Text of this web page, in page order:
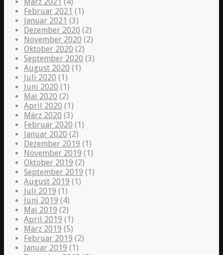
Februar 2021 (1)
Januar 2021 (3)
Dezember 2020 (2)
November 2020 (2)
Oktober 2020 (2)
September 2020 (3)
August 2020 (1)
Juli 2020 (1)
Juni 2020 (1)
Mai 2020 (2)
April 2020 (1)
März 2020 (3)
Februar 2020 (1)
Januar 2020 (2)
Dezember 2019 (1)
November 2019 (1)
Oktober 2019 (2)
September 2019 (1)
August 2019 (1)
Juli 2019 (1)
Juni 2019 (4)
Mai 2019 (2)
April 2019 (1)
März 2019 (5)
Februar 2019 (2)
Januar 2019 (1)